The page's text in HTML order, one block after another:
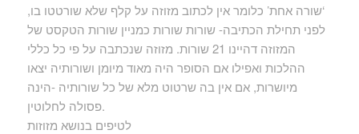
‘שורה אחת’ כלומר אין לכתוב מזוזה על קלף שלא שורטטו בו,
לפני תחילת הכתיבה- שורות שורות כמניין שורות הטקסט של
המזוזה דהיינו 21 שורות. מזוזה שנכתבה על פי כל כללי
ההלכות ואפילו אם הסופר היה מאוד מיומן ושורותיה יצאו
מיושרות, אם אין בה שרטוט מלא של כל שורותיה -הינה
פסולה לחלוטין.
לטיפים בנושא מזוזות